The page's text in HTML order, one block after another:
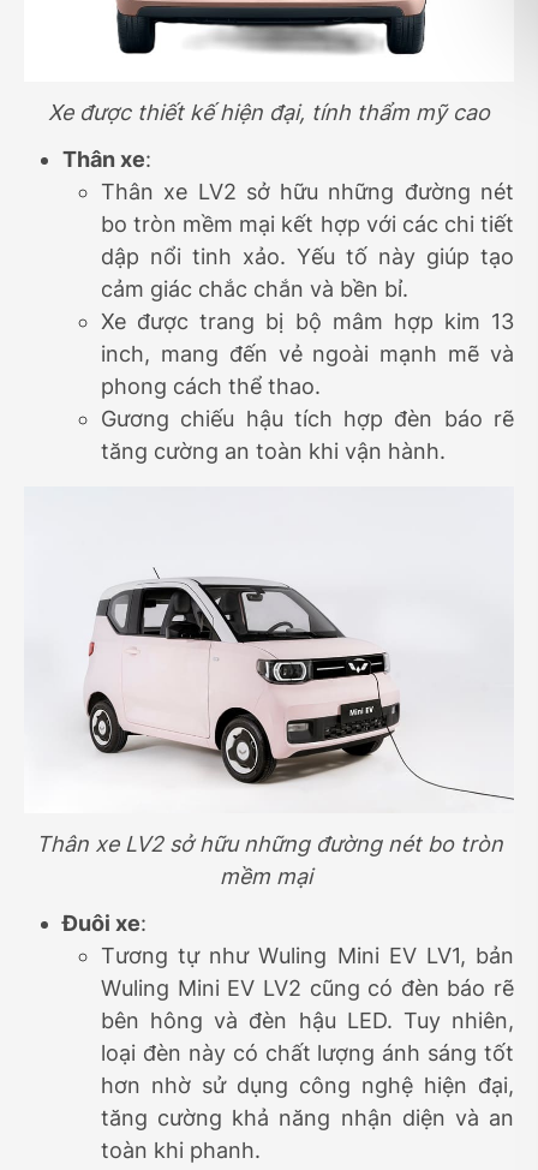
Xe được thiết kế hiện đại, tính thẩm mỹ cao
Thân xe:
Thân xe LV2 sở hữu những đường nét
bo tròn mềm mại kết hợp với các chi tiết
dập nổi tinh xảo. Yếu tố này giúp tạo
cảm giác chắc chắn và bền bỉ.
Xe được trang bị bộ mâm hợp kim 13
inch, mang đến vẻ ngoài mạnh mẽ và
phong cách thể thao.
Gương chiếu hậu tích hợp đèn báo rẽ
tăng cường an toàn khi vận hành.
Thân xe LV2 sở hữu những đường nét bo tròn
mềm mại
Đuôi xe:
Tương tự như Wuling Mini EV LV1, bản
Wuling Mini EV LV2 cũng có đèn báo rẽ
bên hông và đèn hậu LED. Tuy nhiên,
loại đèn này có chất lượng ánh sáng tốt
hơn nhờ sử dụng công nghệ hiện đại,
tăng cường khả năng nhận diện và an
toàn khi phanh.